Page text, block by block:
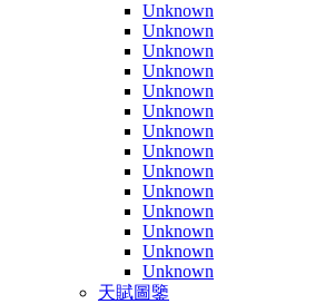
Unknown
Unknown
Unknown
Unknown
Unknown
Unknown
Unknown
Unknown
Unknown
Unknown
Unknown
Unknown
Unknown
Unknown
天賦圖鑒